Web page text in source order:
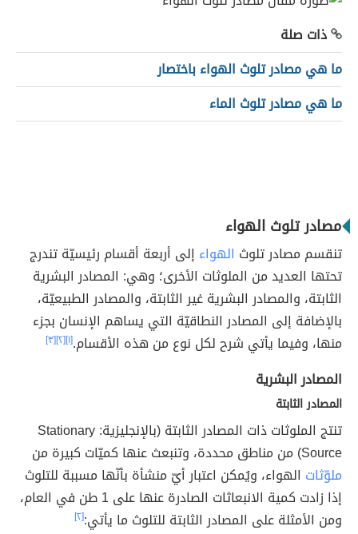
ذات صلة
ما هي مصادر تلوث الهواء باختصار
ما هي مصادر تلوث الماء
مصادر تلوث الهواء
تنقسم مصادر تلوث الهواء إلى أربعة أقسام رئيسيّة تندرج
تحتها العديد من الملوثات الأخرى؛ وهي: المصادر البشرية
الثابتة، والمصادر البشرية غير الثابتة، والمصادر الطبيعيّة،
بالإضافة إلى المصادر النطاقيّة التي يساهم الإنسان بجزء
منها، وفيما يأتي شرح لكل نوع من هذه الأقسام.[١] [٢] [٣]
المصادر البشرية
المصادر الثابتة
تنتج الملوثات ذات المصادر الثابتة (بالإنجليزية: Stationary
Source) من مناطق محددة، وتنبعث عنها كميّات كبيرة من
ملوّثات الهواء، ويُمكن اعتبار أيّ منشأة بأنّها مسببة للتلوث
إذا زادت كمية الانبعاثات الصادرة عنها على 1 طن في العام،
ومن الأمثلة على المصادر الثابتة للتلوث ما يأتي:[٢]